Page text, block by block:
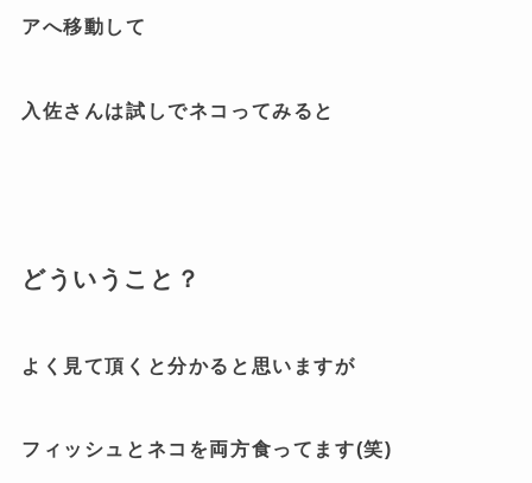
アへ移動して
入佐さんは試しでネコってみると
どういうこと？
よく見て頂くと分かると思いますが
フィッシュとネコを両方食ってます(笑)